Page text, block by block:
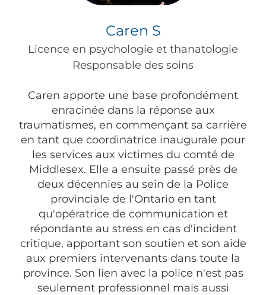
Caren S
Licence en psychologie et thanatologie
Responsable des soins
Caren apporte une base profondément
enracinée dans la réponse aux
traumatismes, en commençant sa carrière
en tant que coordinatrice inaugurale pour
les services aux victimes du comté de
Middlesex. Elle a ensuite passé près de
deux décennies au sein de la Police
provinciale de l'Ontario en tant
qu'opératrice de communication et
répondante au stress en cas d'incident
critique, apportant son soutien et son aide
aux premiers intervenants dans toute la
province. Son lien avec la police n'est pas
seulement professionnel mais aussi